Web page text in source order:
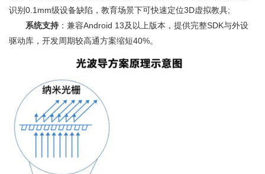
识别0.1mm级设备缺陷，教育场景下可快速定位3D虚拟教具;
系统支持 ：兼容Android 13及以上版本，提供完整SDK与外设
驱动库，开发周期较高通方案缩短40%。